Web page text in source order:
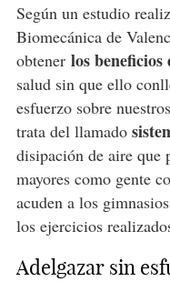
Según un estudio
Biomecánica de
obtener los
salud sin que ello
esfuerzo sobre
trata del llamado
disipación de aire que
mayores como gente
acuden a los
los ejercicios
Adelgazar sin